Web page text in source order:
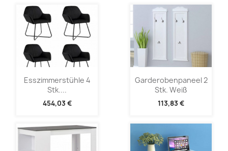
Esszimmerstühle 4
Stk....
454,03 €
Garderobenpaneel 2
Stk. Weiß
113,83 €